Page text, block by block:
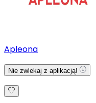
Apleona
Nie zwlekaj z aplikacją!